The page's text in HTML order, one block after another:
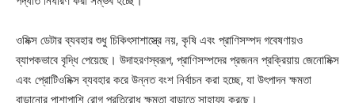
ওমিক্স ডেটার ব্যবহার শুধু চিকিৎসাশাস্ত্রে নয়, কৃষি এবং প্রাণিসম্পদ গবেষণায়ও
ব্যাপকভাবে বৃদ্ধি পেয়েছে। উদাহরণস্বরূপ, প্রাণিসম্পদের প্রজনন প্রক্রিয়ায় জেনোমিক্স
এবং প্রোটিওমিক্স ব্যবহার করে উন্নত বংশ নির্বাচন করা হচ্ছে, যা উৎপাদন ক্ষমতা
বাড়ানোর পাশাপাশি রোগ প্রতিরোধ ক্ষমতা বাড়াতে সাহায্য করছে।